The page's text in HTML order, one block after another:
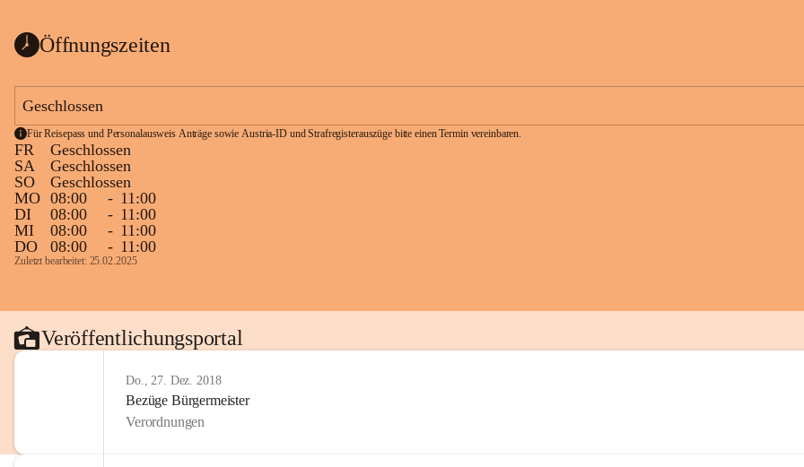
Öffnungszeiten
Geschlossen
Für Reisepass und Personalausweis Anträge sowie Austria-ID und Strafregisterauszüge bitte einen Termin vereinbaren.
FR
Geschlossen
SA
Geschlossen
SO
Geschlossen
MO 08:00 - 11:00
DI
08:00 - 11:00
MI
08:00 - 11:00
DO
08:00 - 11:00
Zuletzt bearbeitet: 25.02.2025
Veröffentlichungsportal
Do., 27. Dez. 2018
Bezüge Bürgermeister
Verordnungen